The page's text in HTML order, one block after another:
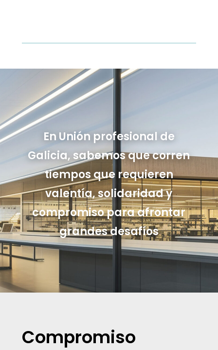
En Unión profesional de
Galicia, sabemos que corren
tiempos que requieren
valentía, solidaridad y
compromiso para afrontar
grandes desafíos
Compromiso